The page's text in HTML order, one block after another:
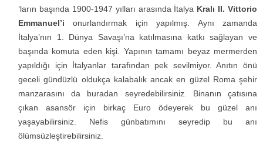
‘ların başında 1900-1947 yılları arasında İtalya Kralı II. Vittorio
Emmanuel’i onurlandırmak için yapılmış. Aynı zamanda
İtalya’nın 1. Dünya Savaşı’na katılmasına katkı sağlayan ve
başında komuta eden kişi. Yapının tamamı beyaz mermerden
yapıldığı için İtalyanlar tarafından pek sevilmiyor. Anıtın önü
geceli gündüzlü oldukça kalabalık ancak en güzel Roma şehir
manzarasını da buradan seyredebilirsiniz. Binanın çatısına
çıkan asansör için birkaç Euro ödeyerek bu güzel anı
yaşayabilirsiniz. Nefis günbatımını seyredip bu anı
ölümsüzleştirebilirsiniz.